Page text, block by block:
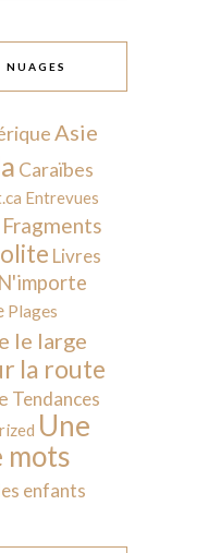
NUAGES
Asie
Caraïbes
Entrevues
Fragments
Livres
N'importe
Plages
le large
la route
Tendances
Une
mots
enfants